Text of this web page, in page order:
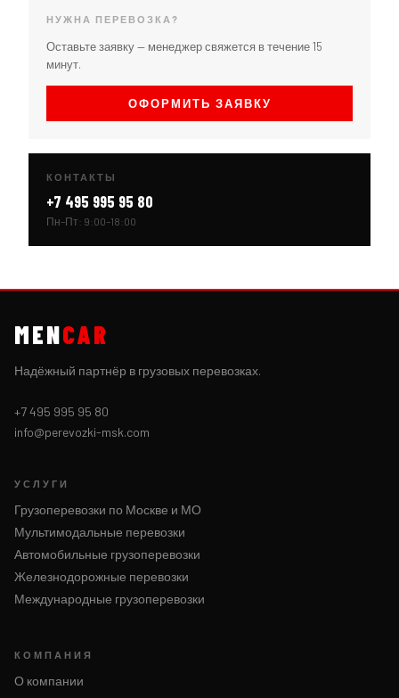
НУЖНА ПЕРЕВОЗКА?
Оставьте заявку — менеджер свяжется в течение 15
минут.
ОФОРМИТЬ ЗАЯВКУ
КОНТАКТЫ
+7 495 995 95 80
Пн–Пт: 9:00–18:00
MENCAR
Надёжный партнёр в грузовых перевозках.
+7 495 995 95 80
info@perevozki-msk.com
УСЛУГИ
Грузоперевозки по Москве и МО
Мультимодальные перевозки
Автомобильные грузоперевозки
Железнодорожные перевозки
Международные грузоперевозки
КОМПАНИЯ
О компании